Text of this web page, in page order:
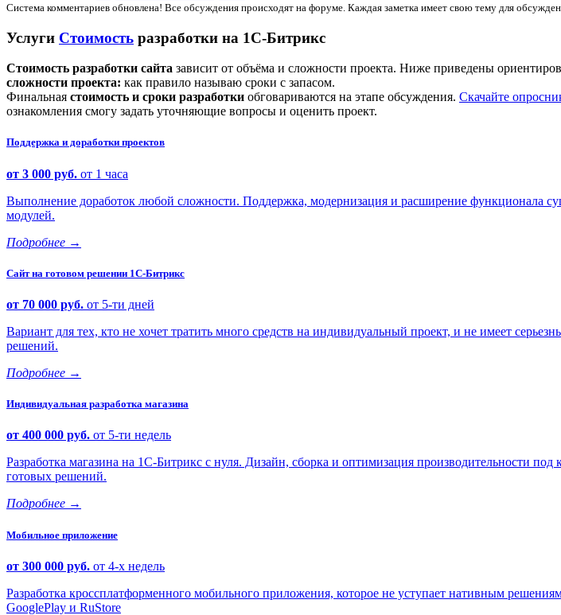
Система комментариев обновлена! Все обсуждения происходят на форуме. Каждая заметка имеет свою тему для
Услуги Стоимость разработки на 1С-Битрикс
Стоимость разработки сайта зависит от объёма и сложности проекта. Ниже приведены
сложности проекта: как правило называю сроки с запасом.
Финальная стоимость и сроки разработки обговариваются на этапе обсуждения. Скачайте
ознакомления смогу задать уточняющие вопросы и оценить проект.
Поддержка и доработки проектов
от 3 000 руб. от 1 часа
Выполнение доработок любой сложности. Поддержка, модернизация и расширение функционала
модулей.
Подробнее →
Сайт на готовом решении 1С-Битрикс
от 70 000 руб. от 5-ти дней
Вариант для тех, кто не хочет тратить много средств на индивидуальный проект, и не имеет
решений.
Подробнее →
Индивидуальная разработка магазина
от 400 000 руб. от 5-ти недель
Разработка магазина на 1С-Битрикс с нуля. Дизайн, сборка и оптимизация производительности
готовых решений.
Подробнее →
Мобильное приложение
от 300 000 руб. от 4-х недель
Разработка кроссплатформенного мобильного приложения, которое не уступает нативным
GooglePlay и RuStore